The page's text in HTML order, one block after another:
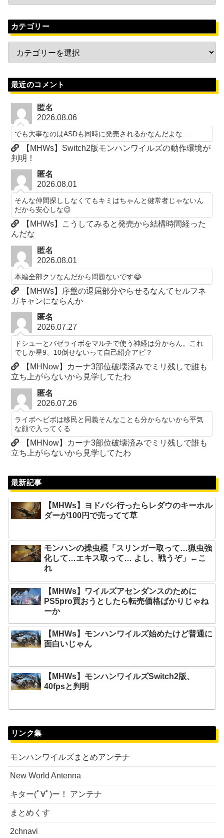
カテゴリー
最近のコメント
匿名
2026.08.06
でも大事なのはASDも同時に発売されるかなんだよな…
【MHWs】Switch2版モンハンワイルズの動作環境が
判明！
匿名
2026.08.01
そんな仲間探ししなくてもキミはちゃんと健常者じゃないん
だから安心しな😉
【MHWs】こうしてみると発売から結構時間経った
んだな
匿名
2026.08.01
本編全部クソなんだから問題ないです😂
【MHWs】序盤の退屈部分やらせるなんてセルフネ
ガキャンにならんか
匿名
2026.07.27
ドシューとバゼライボをマルチで使う神経は分からん。これ
でしか星9、10倒せないって自己紹介アピ？
【MHNow】カーナ3部位破壊済みでミリ残しで誰も
立ち上がらないから見学してたわ
匿名
2026.07.26
ライボヘビボは移民と同義そんなことも分からないから平気
な顔で入ってくる
【MHNow】カーナ3部位破壊済みでミリ残しで誰も
立ち上がらないから見学してたわ
最新記事
【MHWs】ヨドバシ行ったらレダウのキーホル
ダーが100円で売ってて草
モンハンの操虫棍「スリンガー取って…猟虫強
化して…エキス取って… よし、戦うぞ」←こ
れ
【MHWs】ワイルズアセンダンスのために
PS5pro買おうとしたら転売価格ばかりじゃね
ーか
【MHWs】モンハンワイルズ始めたけど普通に
面白いじゃん
【MHWs】モンハンワイルズSwitch2版、
40fpsと判明
リンク集
モンハンワイルズまとめアンテナ
New World Antenna
キター(ﾟ∀ﾟ)ー！ アンテナ
まとめくす
2chnavi